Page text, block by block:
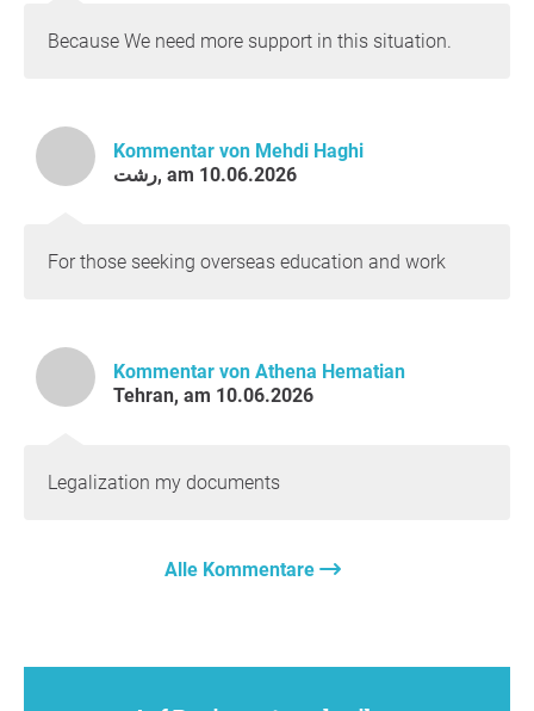
Because We need more support in this situation.
Kommentar von Mehdi Haghi
رشت, am 10.06.2026
For those seeking overseas education and work
Kommentar von Athena Hematian
Tehran, am 10.06.2026
Legalization my documents
Alle Kommentare